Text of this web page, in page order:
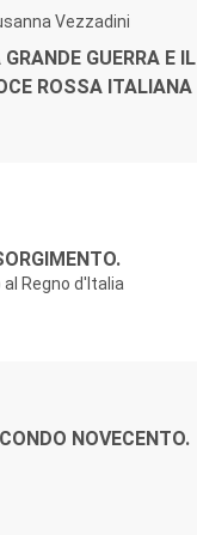
Vezzadini
GUERRA E IL
ROSSA ITALIANA
Regno d'Italia
NOVECENTO.